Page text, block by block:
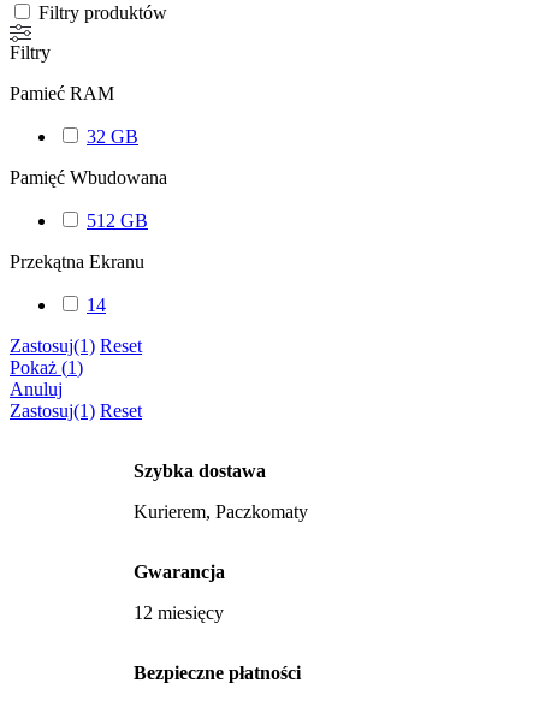
Filtry produktów
Filtry
Pamieć RAM
32 GB
Pamięć Wbudowana
512 GB
Przekątna Ekranu
14
Zastosuj(1) Reset
Pokaż (1)
Anuluj
Zastosuj(1) Reset
Szybka dostawa
Kurierem, Paczkomaty
Gwarancja
12 miesięcy
Bezpieczne płatności